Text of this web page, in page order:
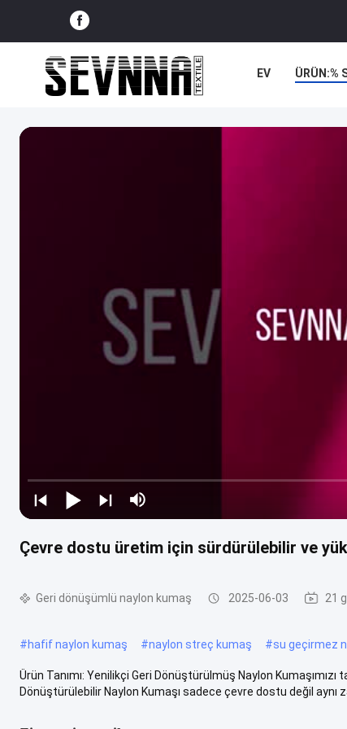
EV ÜRÜN:%
Çevre dostu üretim için sürdürülebilir ve
Geri dönüşümlü naylon kumaş 2025-06-03 21
#hafif naylon kumaş #naylon streç kumaş #su geçirmez
Ürün Tanımı: Yenilikçi Geri Dönüştürülmüş Naylon
Dönüştürülebilir Naylon Kumaşı sadece çevre dostu değil aynı